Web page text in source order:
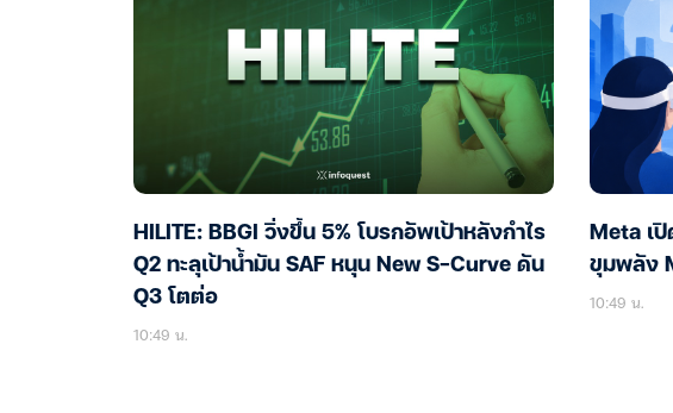
HILITE: BBGI วิ่งขึ้น 5% โบรกอัพเป้าหลังกำไร
Q2 ทะลุเป้าน้ำมัน SAF หนุน New S-Curve ดัน
Q3 โตต่อ
10:49 น.
Meta เ
ขุมพลัง
10:49 น.